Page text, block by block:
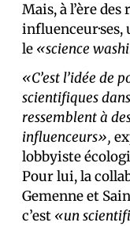
Mais, à l’ère
influenceur·ses,
le «science
«C’est l’idée de
scientifiques
ressemblent à
influenceurs»,
lobbyiste
Pour lui, la
Gemenne et
c’est «un